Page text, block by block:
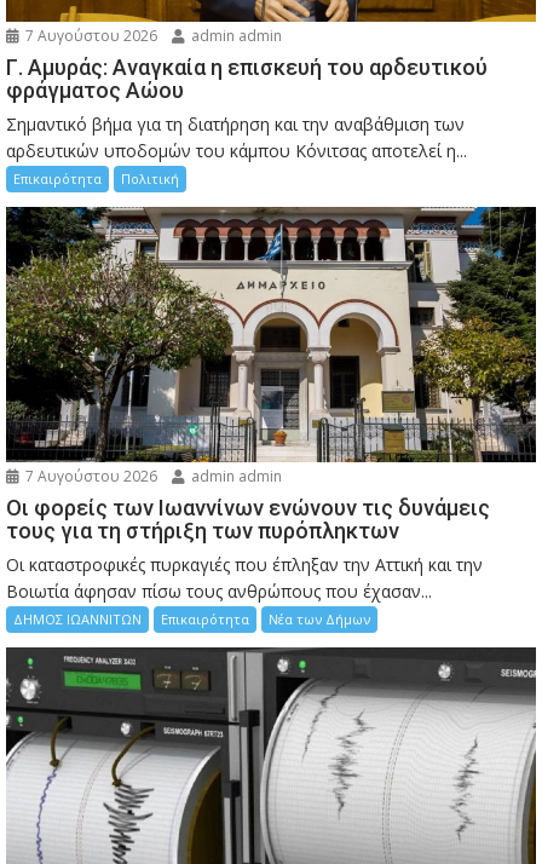
7 Αυγούστου 2026 admin admin
Γ. Αμυράς: Αναγκαία η επισκευή του αρδευτικού
φράγματος Αώου
Σημαντικό βήμα για τη διατήρηση και την αναβάθμιση των
αρδευτικών υποδομών του κάμπου Κόνιτσας αποτελεί η...
Επικαιρότητα Πολιτική
7 Αυγούστου 2026 admin admin
Οι φορείς των Ιωαννίνων ενώνουν τις δυνάμεις
τους για τη στήριξη των πυρόπληκτων
Οι καταστροφικές πυρκαγιές που έπληξαν την Αττική και την
Bοιωτία άφησαν πίσω τους ανθρώπους που έχασαν...
ΔΗΜΟΣ ΙΩΑΝΝΙΤΩΝ Επικαιρότητα Νέα των Δήμων